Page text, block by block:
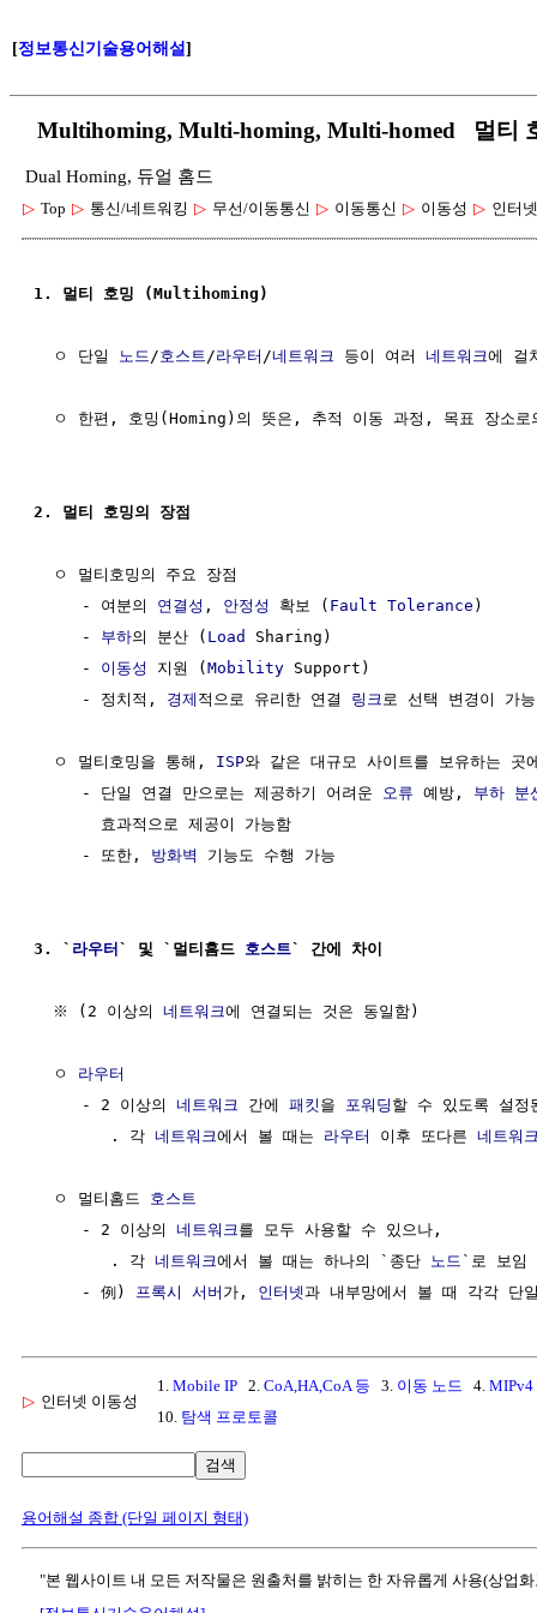
[정보통신기술용어해설]
Multihoming, Multi-homing, Multi-homed 멀티
Dual Homing, 듀얼 홈드
▷ Top ▷ 통신/네트워킹 ▷ 무선/이동통신 ▷ 이동통신 ▷ 이동성 ▷ 인터
1. 멀티 호밍 (Multihoming)
  ㅇ 단일
노드 /호스트 /라우터 /네트워크 등이 여러 네트워크에 걸
ㅇ 한편, 호밍(Homing)의 뜻은, 추적 이동 과정, 목표 장소로
2. 멀티 호밍의 장점
  ㅇ 멀티호밍의 주요 장점
     - 여분의
연결성 , 안정성 확보 ( Fault Tolerance )
     -
부하의 분산 ( Load
Sharing)
     -
이동성 지원 (Mobility Support)
     - 정치적,
경제 적으로 유리한 연결 링크 로 선택 변경이 가
  ㅇ 멀티호밍을 통해,
ISP와 같은 대규모 사이트를 보유하는 곳
     - 단일 연결 만으로는 제공하기 어려운
오류 예방, 부하 분
       효과적으로 제공이 가능함
     - 또한,
방화벽 기능도 수행 가능
3. ` 라우터` 및 `멀티홈드 호스트` 간에 차이
  ※ (2 이상의
네트워크에 연결되는 것은 동일함)
  ㅇ
라우터
     - 2 이상의
네트워크 간에 패킷 을 포워딩 할 수 있도록 설
        . 각
네트워크에서 볼 때는 라우터 이후 또다른 네트워
  ㅇ 멀티홈드
호스트
     - 2 이상의
네트워크 를 모두 사용할 수 있으나,
        . 각
네트워크에서 볼 때는 하나의 `종단 노드 `로 보임
     - 例)
프록시 서버 가, 인터넷과 내부망에서 볼 때 각각 단
▷ 인터넷 이동성
1. Mobile IP 2. CoA,HA,CoA 등 3. 이동 노드 4. MIPv4
10. 탐색 프로토콜
검색
용어해설 종합 (단일 페이지 형태)
"본 웹사이트 내 모든 저작물은 원출처를 밝히는 한 자유롭게 사용(상업